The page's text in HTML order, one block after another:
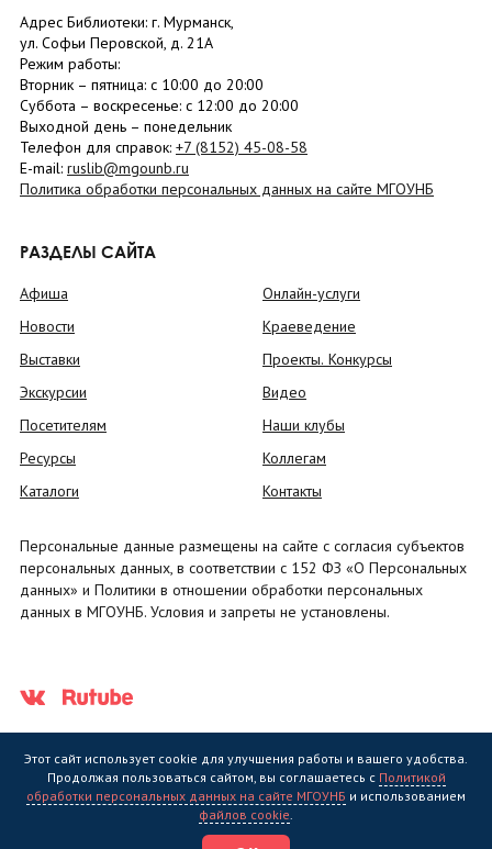
Адрес Библиотеки: г. Мурманск,
ул. Софьи Перовской, д. 21А
Режим работы:
Вторник – пятница: с 10:00 до 20:00
Суббота – воскресенье: c 12:00 до 20:00
Выходной день – понедельник
Телефон для справок: +7 (8152) 45-08-58
E-mail: ruslib@mgounb.ru
Политика обработки персональных данных на сайте МГОУНБ
РАЗДЕЛЫ САЙТА
Афиша
Новости
Выставки
Экскурсии
Посетителям
Ресурсы
Каталоги
Онлайн-услуги
Краеведение
Проекты. Конкурсы
Видео
Наши клубы
Коллегам
Контакты
Персональные данные размещены на сайте с согласия субъектов
персональных данных, в соответствии с 152 ФЗ «О Персональных
данных» и Политики в отношении обработки персональных
данных в МГОУНБ. Условия и запреты не установлены.
Государственное областное бюджетное учреждение культуры
Этот сайт использует cookie для улучшения работы и вашего удобства.
Продолжая пользоваться сайтом, вы соглашаетесь с Политикой
обработки персональных данных на сайте МГОУНБ и использованием
файлов cookie.